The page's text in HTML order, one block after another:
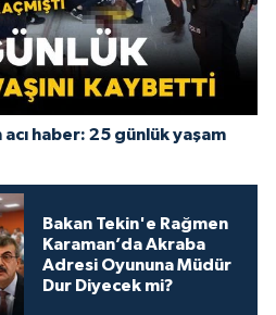
acı haber: 25 günlük yaşam
Bakan Tekin'e Rağmen
Karaman’da Akraba
Adresi Oyununa Müdür
Dur Diyecek mi?